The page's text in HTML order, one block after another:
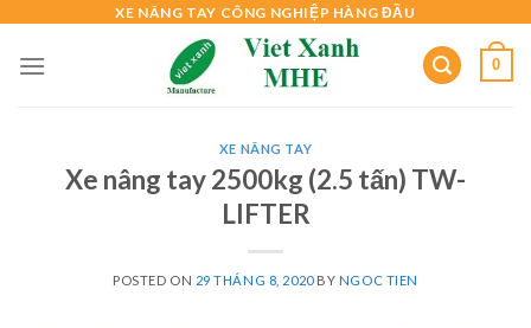
content
XE NÂNG TAY CÔNG NGHIỆP HÀNG ĐẦU
0
XE NÂNG TAY
Xe nâng tay 2500kg (2.5 tấn) TW-
LIFTER
POSTED ON 29 THÁNG 8, 2020BY NGOC TIEN